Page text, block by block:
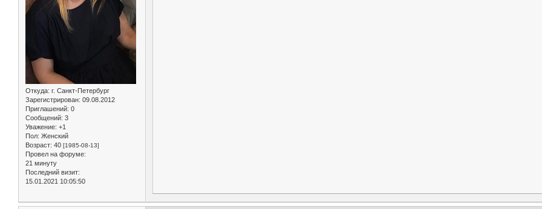
Откуда: г. Санкт-Петербург
Зарегистрирован: 09.08.2012
Приглашений: 0
Сообщений: 3
Уважение: +1
Пол: Женский
Возраст: 40 [1985-08-13]
Провел на форуме:
21 минуту
Последний визит:
15.01.2021 10:05:50